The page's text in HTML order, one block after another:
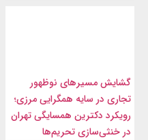
گشایش مسیرهای نوظهور
تجاری در سایه همگرایی مرزی؛
رویکرد دکترین همسایگی تهران
در خنثی‌سازی تحریم‌ها